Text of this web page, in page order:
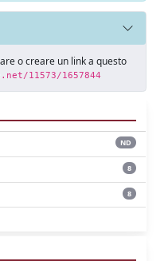
o creare un link a questo
11573/1657844
ND
8
8